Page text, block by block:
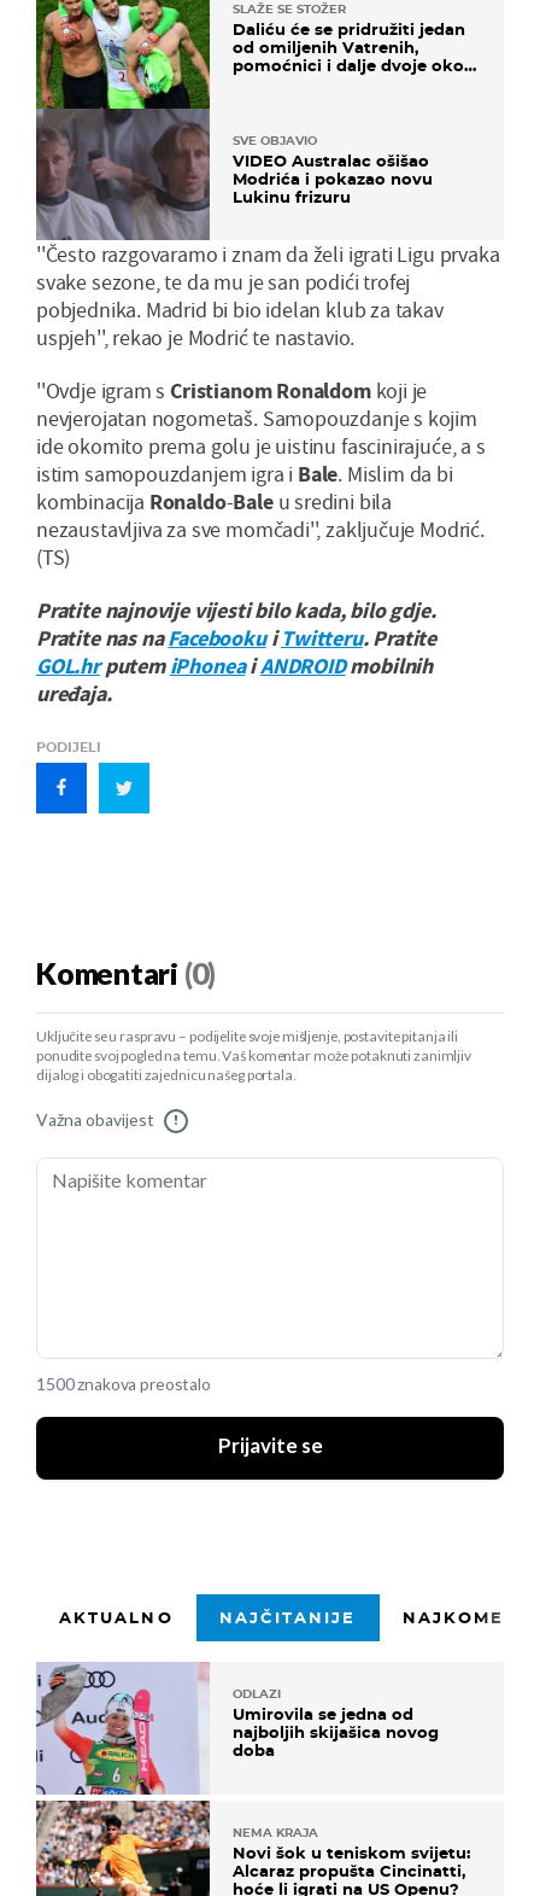
SLAŽE SE STOŽER
Daliću će se pridružiti jedan
od omiljenih Vatrenih,
pomoćnici i dalje dvoje oko
SVE OBJAVIO
VIDEO Australac ošišao
Modrića i pokazao novu
Lukinu frizuru
''Često razgovaramo i znam da želi igrati Ligu prvaka
svake sezone, te da mu je san podići trofej
pobjednika. Madrid bi bio idelan klub za takav
uspjeh'', rekao je Modrić te nastavio.
''Ovdje igram sCristianom Ronaldomkoji je
nevjerojatan nogometaš. Samopouzdanje s kojim
ide okomito prema golu je uistinu fascinirajuće, a s
istim samopouzdanjem igra i Bale. Mislim da bi
kombinacija Ronaldo-Baleu sredini bila
nezaustavljiva za sve momčadi'', zaključuje Modrić.
(TS)
Pratite najnovije vijesti bilo kada, bilo gdje.
Pratite nas naFacebookuiTwitteru. Pratite
GOL.hrputemiPhoneaiANDROIDmobilnih
uređaja.
PODIJELI
Komentari (0)
Uključite se u raspravu – podijelite svoje mišljenje, postavite pitanja ili
ponudite svoj pogled na temu. Vaš komentar može potaknuti zanimljiv
dijalog i obogatiti zajednicu našeg portala.
Važna obavijest !
1500 znakova preostalo
Prijavite se
AKTUALNO NAJČITANIJE
ODLAZI
Umirovila se jedna od
najboljih skijašica novog
doba
NEMA KRAJA
Novi šok u teniskom svijetu:
Alcaraz propušta Cincinatti,
hoće li igrati na US Openu?